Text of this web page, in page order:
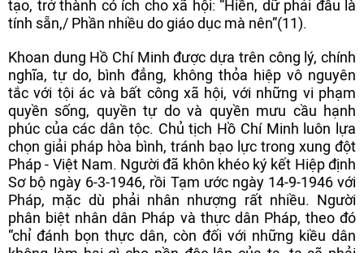
tạo, trở thành có ích cho xã hội: “Hiền, dữ phải đâu là
tính sẵn,/ Phần nhiều do giáo dục mà nên”(11).
Khoan dung Hồ Chí Minh được dựa trên công lý, chính
nghĩa, tự do, bình đẳng, không thỏa hiệp vô nguyên
tắc với tội ác và bất công xã hội, với những vi phạm
quyền sống, quyền tự do và quyền mưu cầu hạnh
phúc của các dân tộc. Chủ tịch Hồ Chí Minh luôn lựa
chọn giải pháp hòa bình, tránh bạo lực trong xung đột
Pháp - Việt Nam. Người đã khôn khéo ký kết Hiệp định
Sơ bộ ngày 6-3-1946, rồi Tạm ước ngày 14-9-1946 với
Pháp, mặc dù phải nhân nhượng rất nhiều. Người
phân biệt nhân dân Pháp và thực dân Pháp, theo đó
“chỉ đánh bọn thực dân, còn đối với những kiều dân